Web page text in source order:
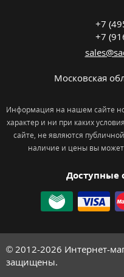
Доступные
+7
+7
Московская
Информация на нашем сайте
характер и ни при каких
сайте, не являются
наличие и цены вы
© 2012-2026 Интернет-
защищены.